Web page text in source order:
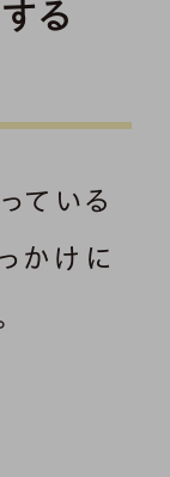
る
ている
かけに